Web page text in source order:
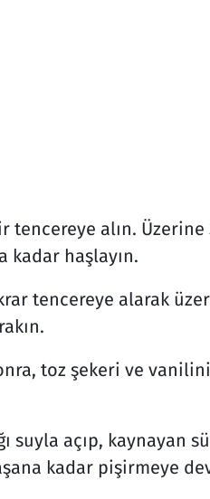
tencereye alın. Üzerine
kadar haşlayın.
tencereye alarak
toz şekeri ve
suyla açıp, kaynayan
kadar pişirmeye